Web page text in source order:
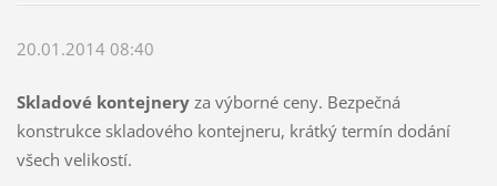
20.01.2014 08:40
Skladové kontejneryza výborné ceny. Bezpečná
konstrukce skladového kontejneru, krátký termín dodání
všech velikostí.